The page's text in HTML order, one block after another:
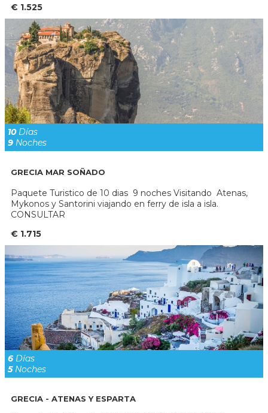
€ 1.525
10Días
9 Noches
GRECIA MAR SOÑADO
Paquete Turistico de 10 dias 9 noches Visitando Atenas,
Mykonos y Santorini viajando en ferry de isla a isla.
CONSULTAR
€ 1.715
6 Días
5Noches
GRECIA - ATENAS Y ESPARTA